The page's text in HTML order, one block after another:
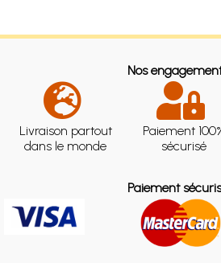
Nos
Livraison partout
dans le monde
Paiement
sécurisé
Paiement